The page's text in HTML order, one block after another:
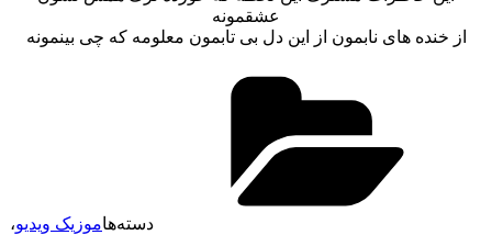
عشقمونه
از خنده های نابمون از این دل بی تابمون معلومه که چی بینمونه
دسته‌هاموزیک ویدیو،